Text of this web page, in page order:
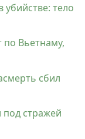
убийстве: тело
по Вьетнаму,
сбил
под стражей